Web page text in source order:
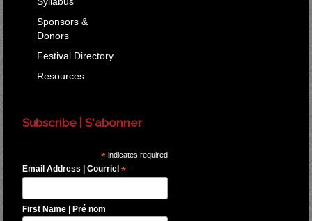
Sponsors &
Donors
Festival Directory
Resources
Subscribe | S'abonner
* indicates required
Email Address | Courriel *
First Name | Pré nom